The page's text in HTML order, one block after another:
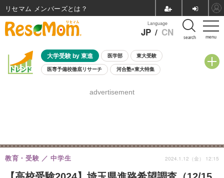
menu
Language
JP / CN search
大学受験 by 東進 医学部 東大受験
医専予備校徹底リサーチ 河合塾×東大特集
8月開催学校説明会・相談会
advertisement
教育・受験 中学生 2024.1.12（金） 12:15
リセマム メンバーズ